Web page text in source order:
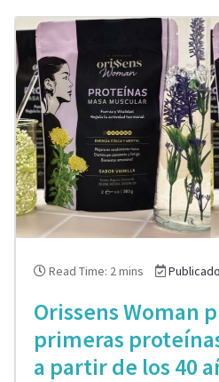
Read Time: 2 mins
Orissens Woman
primeras
a partir de los 40